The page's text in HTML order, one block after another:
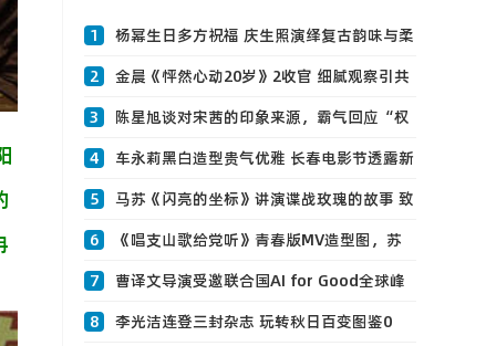
1
杨幂生日多方祝福 庆生照演绎复古韵味与柔
美中国风
2
金晨《怦然心动20岁》2收官 细腻观察引共
鸣获好评0
3
陈星旭谈对宋茜的印象来源，霸气回应“权
谋脸”评价
4
车永莉黑白造型贵气优雅 长春电影节透露新
片即将上映0
5
马苏《闪亮的坐标》讲演谍战玫瑰的故事 致
敬中0
6
《唱支山歌给党听》青春版MV造型图，苏
青温柔粉0
7
曹译文导演受邀联合国AI for Good全球峰
会 以AI影像传递向善力量
8
李光洁连登三封杂志 玩转秋日百变图鉴0